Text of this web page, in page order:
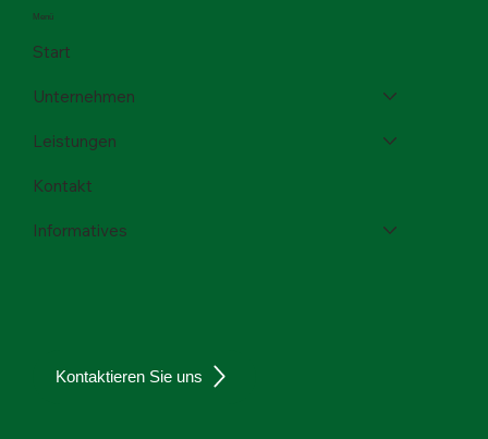
Menü
Start
Unternehmen
Leistungen
Kontakt
Informatives
Kontaktieren Sie uns